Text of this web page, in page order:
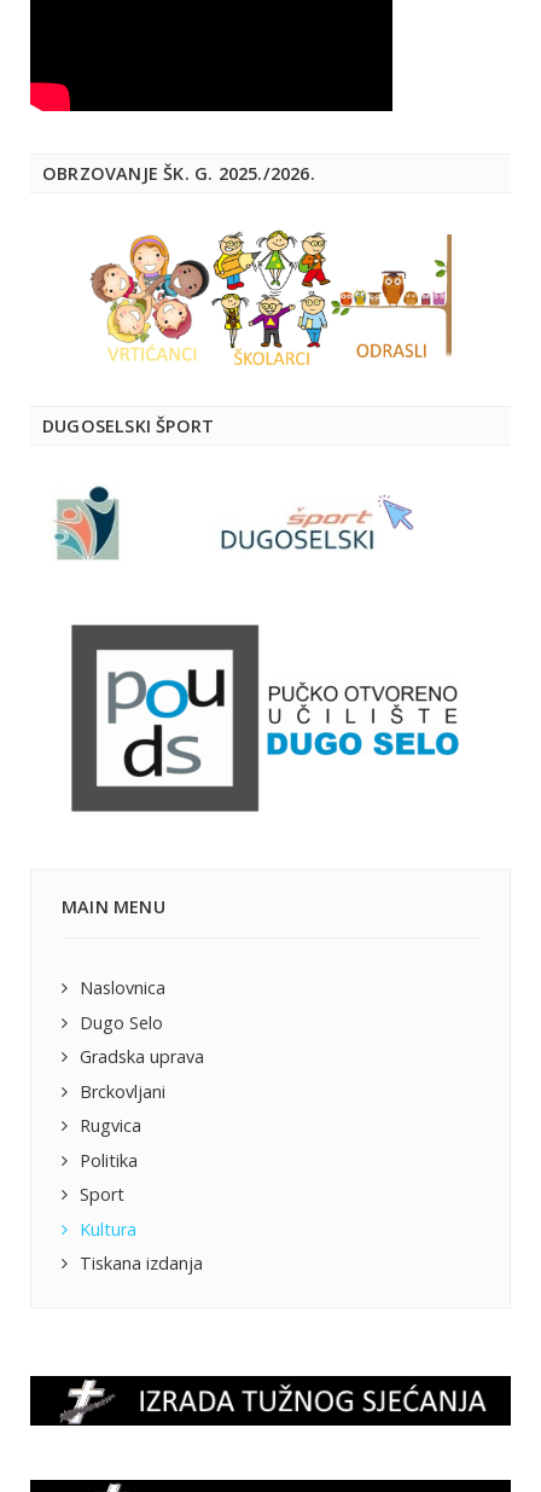
OBRZOVANJE ŠK. G. 2025./2026.
DUGOSELSKI ŠPORT
MAIN MENU
Naslovnica
Dugo Selo
Gradska uprava
Brckovljani
Rugvica
Politika
Sport
Kultura
Tiskana izdanja